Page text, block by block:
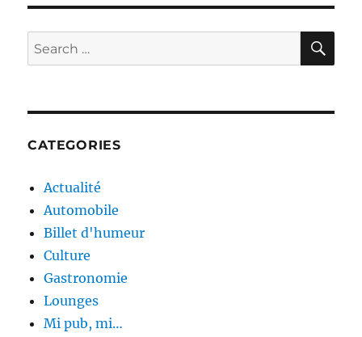
patinoire
Search
for:
CATEGORIES
Actualité
Automobile
Billet d'humeur
Culture
Gastronomie
Lounges
Mi pub, mi…